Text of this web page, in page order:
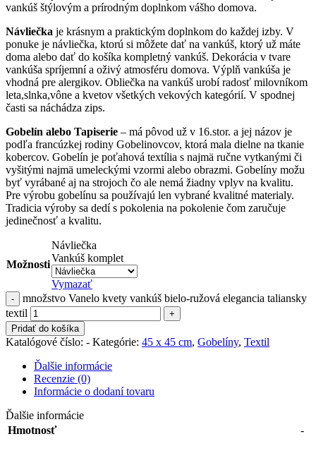
vankúš štýlovým a prírodným doplnkom vášho domova.
Návliečka je krásnym a praktickým doplnkom do každej izby. V
ponuke je návliečka, ktorú si môžete dať na vankúš, ktorý už máte
doma alebo dať do košíka kompletný vankúš. Dekorácia v tvare
vankúša spríjemní a oživý atmosféru domova. Výplň vankúša je
vhodná pre alergikov. Obliečka na vankúš urobí radosť milovníkom
leta,slnka,vône a kvetov všetkých vekových kategórií. V spodnej
časti sa náchádza zips.
Gobelín alebo Tapiserie – má pôvod už v 16.stor. a jej názov je
podľa francúzkej rodiny Gobelinovcov, ktorá mala dielne na tkanie
kobercov. Gobelín je poťahová textília s najmä ručne vytkanými či
vyšitými najmä umeleckými vzormi alebo obrazmi. Gobelíny možu
byť vyrábané aj na strojoch čo ale nemá žiadny vplyv na kvalitu.
Pre výrobu gobelínu sa používajú len vybrané kvalitné materialy.
Tradicia výroby sa dedí s pokolenia na pokolenie čom zaručuje
jedinečnosť a kvalitu.
Možnosti
Návliečka
Vankúš komplet
Vymazať
množstvo Vanelo kvety vankúš bielo-ružová elegancia taliansky
textil
Pridať do košíka
Katalógové číslo: - Kategórie: 45 x 45 cm, Gobelíny, Textil
Ďalšie informácie
Recenzie (0)
Informácie o dodaní tovaru
Ďalšie informácie
Hmotnosť
-